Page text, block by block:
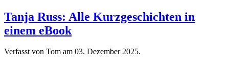
Tanja Russ: Alle Kurzgeschichten in
einem eBook
Verfasst von Tom am 03. Dezember 2025.